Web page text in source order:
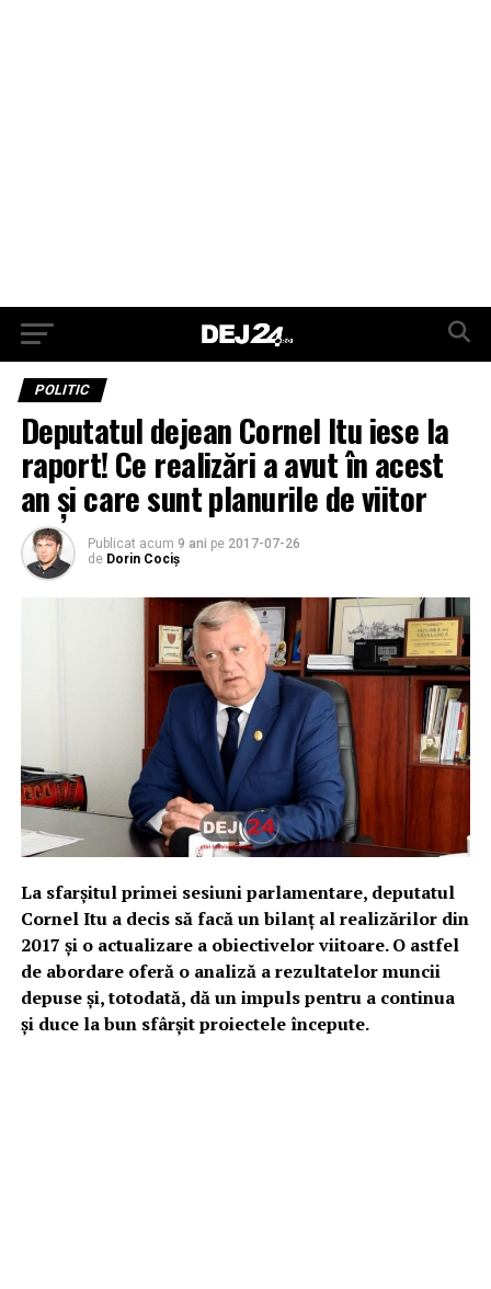
POLITIC
Deputatul dejean Cornel Itu iese la
raport! Ce realizări a avut în acest
an și care sunt planurile de viitor
Publicat acum 9 ani pe 2017-07-26
de Dorin Cociș
La sfarșitul primei sesiuni parlamentare, deputatul
Cornel Itu a decis să facă un bilanţ al realizărilor din
2017 şi o actualizare a obiectivelor viitoare. O astfel
de abordare oferă o analiză a rezultatelor muncii
depuse şi, totodată, dă un impuls pentru a continua
şi duce la bun sfârşit proiectele începute.